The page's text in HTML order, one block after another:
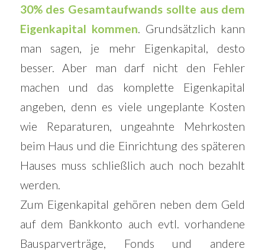
30% des Gesamtaufwands sollte aus dem
Eigenkapital kommen. Grundsätzlich kann
man sagen, je mehr Eigenkapital, desto
besser. Aber man darf nicht den Fehler
machen und das komplette Eigenkapital
angeben, denn es viele ungeplante Kosten
wie Reparaturen, ungeahnte Mehrkosten
beim Haus und die Einrichtung des späteren
Hauses muss schließlich auch noch bezahlt
werden.
Zum Eigenkapital gehören neben dem Geld
auf dem Bankkonto auch evtl. vorhandene
Bausparverträge, Fonds und andere